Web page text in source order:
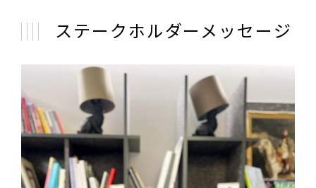
ステークホルダーメッセージ